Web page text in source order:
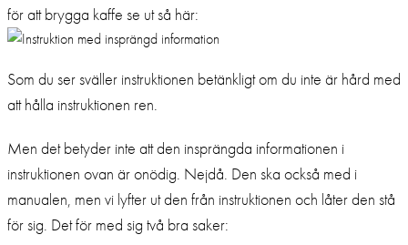
för att brygga kaffe se ut så här:
Som du ser sväller instruktionen betänkligt om du inte är hård med
att hålla instruktionen ren.
Men det betyder inte att den insprängda informationen i
instruktionen ovan är onödig. Nejdå. Den ska också med i
manualen, men vi lyfter ut den från instruktionen och låter den stå
för sig. Det för med sig två bra saker: